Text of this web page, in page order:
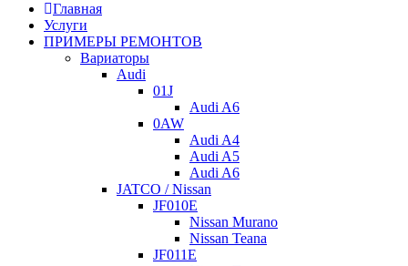
Главная
Услуги
ПРИМЕРЫ РЕМОНТОВ
Вариаторы
Audi
01J
Audi A6
0AW
Audi A4
Audi A5
Audi A6
JATCO / Nissan
JF010E
Nissan Murano
Nissan Teana
JF011E